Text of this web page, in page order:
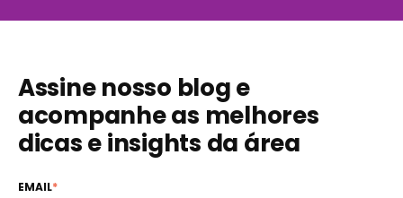
Assine nosso blog e
acompanhe as melhores
dicas e insights da área
EMAIL*